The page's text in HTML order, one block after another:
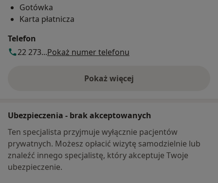
Gotówka
Karta płatnicza
Telefon
22 273...Pokaż numer telefonu
Pokaż więcej
o adresie
Ubezpieczenia - brak akceptowanych
Ten specjalista przyjmuje wyłącznie pacjentów
prywatnych. Możesz opłacić wizytę samodzielnie lub
znaleźć innego specjalistę, który akceptuje Twoje
ubezpieczenie.